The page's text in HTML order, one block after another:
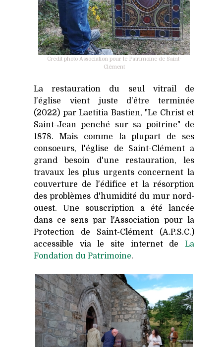
Crédit photo Association pour le Patrimoine de Saint-
Clément
La restauration du seul vitrail de
l'église vient juste d'être terminée
(2022) par Laetitia Bastien, "Le Christ et
Saint-Jean penché sur sa poitrine" de
1878. Mais comme la plupart de ses
consoeurs, l'église de Saint-Clément a
grand besoin d'une restauration, les
travaux les plus urgents concernent la
couverture de l'édifice et la résorption
des problèmes d'humidité du mur nord-
ouest. Une souscription a été lancée
dans ce sens par l'Association pour la
Protection de Saint-Clément (A.P.S.C.)
accessible via le site internet de La
Fondation du Patrimoine.